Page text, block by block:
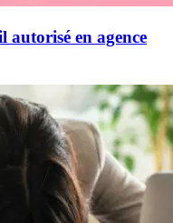
autorisé en agence